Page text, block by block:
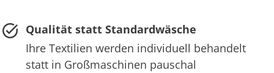
Qualität statt Standardwäsche
Ihre Textilien werden individuell behandelt
statt in Großmaschinen pauschal